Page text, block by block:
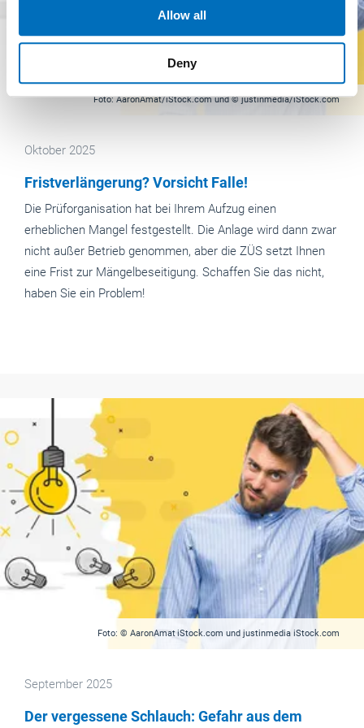
provided to them or that they’ve collected from your use
Weitere Informationen:Impressum Datenschutz
Allow all
Deny
Foto: AaronAmat/iStock.com und © justinmedia/iStock.com
Oktober 2025
Fristverlängerung? Vorsicht Falle!
Die Prüforganisation hat bei Ihrem Aufzug einen
erheblichen Mangel festgestellt. Die Anlage wird dann zwar
nicht außer Betrieb genommen, aber die ZÜS setzt Ihnen
eine Frist zur Mängelbeseitigung. Schaffen Sie das nicht,
haben Sie ein Problem!
Foto: © AaronAmat iStock.com und justinmedia iStock.com
September 2025
Der vergessene Schlauch: Gefahr aus dem